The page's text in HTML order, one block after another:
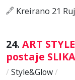
Kreirano 21
24. ART
postaje
/ Style&Glow/